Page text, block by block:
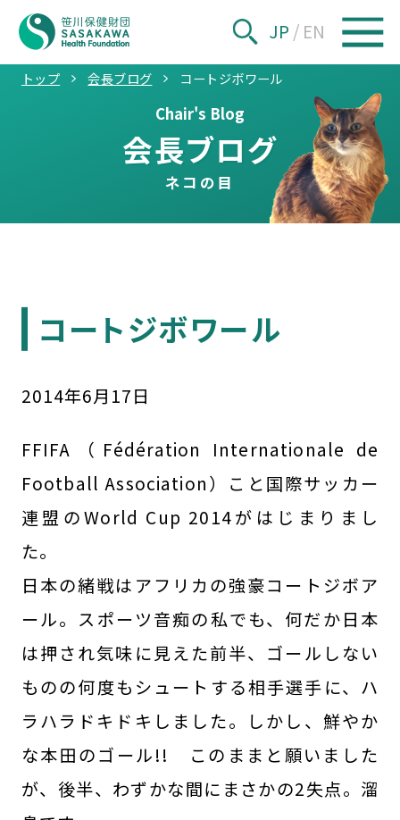
JP / EN
トップ 会長ブログ コートジボワール
Chair's Blog
会長ブログ
ネコの目
コートジボワール
2014年6月 17日
FFIFA（Fédération Internationale de
Football Association）こと国際サッカー
連盟のWorld Cup 2014がはじまりまし
た。
日本の緒戦はアフリカの強豪コートジボア
ール。スポーツ音痴の私でも、何だか日本
は押され気味に見えた前半、ゴールしない
ものの何度もシュートする相手選手に、ハ
ラハラドキドキしました。しかし、鮮やか
な本田のゴール!! このままと願いました
が、後半、わずかな間にまさかの2失点。溜